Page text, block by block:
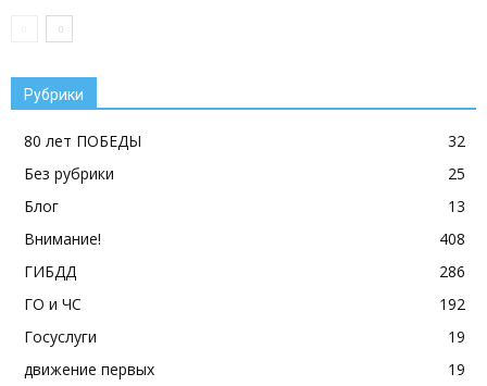
Рубрики
80 лет ПОБЕДЫ
32
Без рубрики
25
Блог
13
Внимание!
408
ГИБДД
286
ГО и ЧС
192
Госуслуги
19
движение первых
19